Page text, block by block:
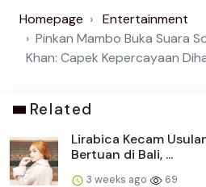
Homepage
Entertainment
Pinkan Mambo Buka Suara
Khan: Capek Kepercayaan
Related
Lirabica Kecam
Bertuan di Bali, ...
3 weeks ago 69